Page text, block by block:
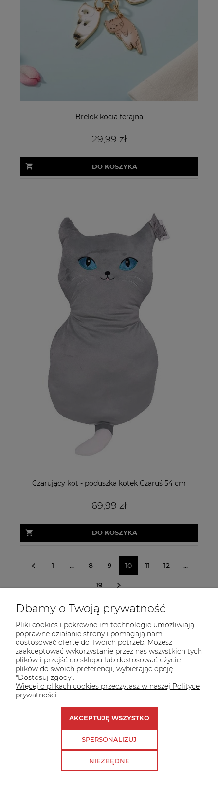
Brelok kocia ferajna
29,99 zł
DO KOSZYKA
Czarujący kot - poduszka kotek Czaruś 54 cm
69,99 zł
DO KOSZYKA
1 ... 8 9 10 11 12 ...
19
Przekazaliśmy już 11.400złdla potrzebujących
kotów
Co nas wyróżnia?
Dbamy o Twoją prywatność
Pliki cookies i pokrewne im technologie umożliwiają
poprawne działanie strony i pomagają nam
dostosować ofertę do Twoich potrzeb. Możesz
zaakceptować wykorzystanie przez nas wszystkich tych
plików i przejść do sklepu lub dostosować użycie
plików do swoich preferencji, wybierając opcję
"Dostosuj zgody".
Więcej o plikach cookies przeczytasz w naszej Polityce
prywatności.
NIEZBĘDNE
SPERSONALIZUJ
AKCEPTUJĘ WSZYSTKO